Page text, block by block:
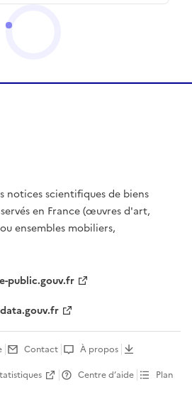
notices scientifiques de biens
en France (œuvres d'art,
ensembles mobiliers,
public.gouv.fr
data.gouv.fr
Contact
À propos
Centre d’aide
Plan